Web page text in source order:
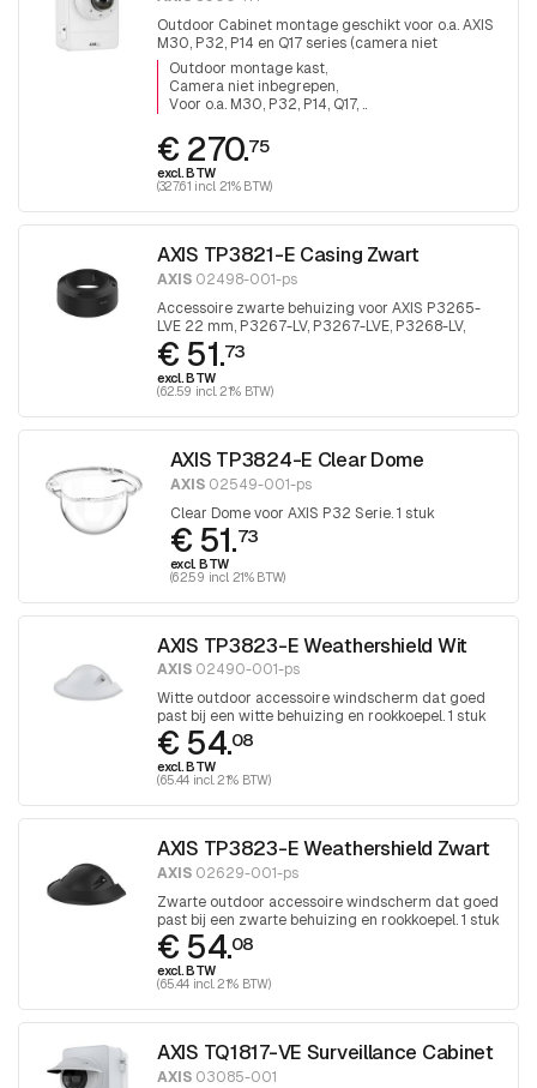
Outdoor Cabinet montage geschikt voor o.a. AXIS
M30, P32, P14 en Q17 series (camera niet
inbegrepen).
Outdoor montage kast
Camera niet inbegrepen
Voor o.a. M30, P32, P14, Q17, ..
€ 270.75
excl. BTW
(327.61 incl. 21% BTW)
AXIS TP3821-E Casing Zwart
AXIS 02498-001-ps
Accessoire zwarte behuizing voor AXIS P3265-
LVE 22 mm, P3267-LV, P3267-LVE, P3268-LV,
P3268-LVE. 1 stuk
€ 51.73
excl. BTW
(62.59 incl. 21% BTW)
AXIS TP3824-E Clear Dome
AXIS02549-001-ps
Clear Dome voor AXIS P32 Serie. 1 stuk
€ 51.73
excl. BTW
(62.59 incl. 21% BTW)
AXIS TP3823-E Weathershield Wit
AXIS 02490-001-ps
Witte outdoor accessoire windscherm dat goed
past bij een witte behuizing en rookkoepel. 1 stuk
€ 54.08
excl. BTW
(65.44 incl. 21% BTW)
AXIS TP3823-E Weathershield Zwart
AXIS 02629-001-ps
Zwarte outdoor accessoire windscherm dat goed
past bij een zwarte behuizing en rookkoepel. 1 stuk
€ 54.08
excl. BTW
(65.44 incl. 21% BTW)
AXIS TQ1817-VE Surveillance Cabinet
AXIS 03085-001